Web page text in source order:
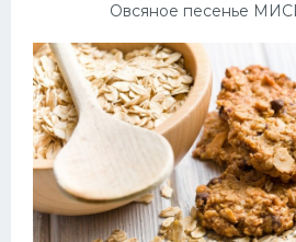
Овсяное песенье